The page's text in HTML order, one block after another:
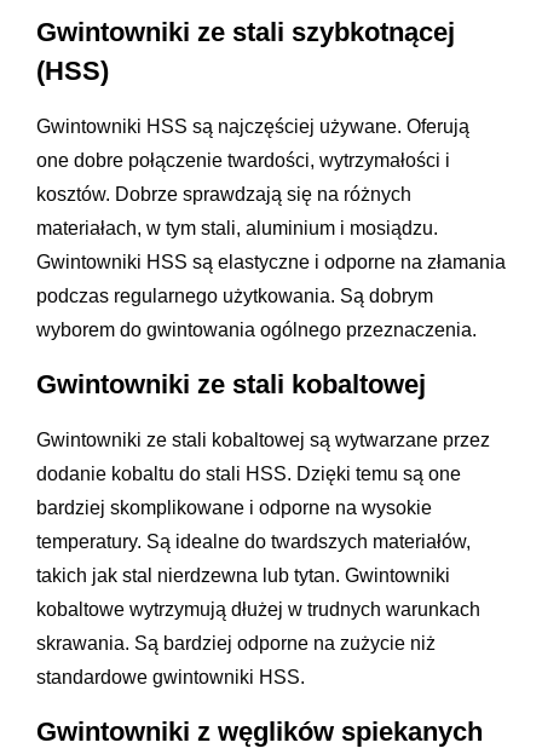
Gwintowniki ze stali szybkotnącej
(HSS)
Gwintowniki HSS są najczęściej używane. Oferują
one dobre połączenie twardości, wytrzymałości i
kosztów. Dobrze sprawdzają się na różnych
materiałach, w tym stali, aluminium i mosiądzu.
Gwintowniki HSS są elastyczne i odporne na złamania
podczas regularnego użytkowania. Są dobrym
wyborem do gwintowania ogólnego przeznaczenia.
Gwintowniki ze stali kobaltowej
Gwintowniki ze stali kobaltowej są wytwarzane przez
dodanie kobaltu do stali HSS. Dzięki temu są one
bardziej skomplikowane i odporne na wysokie
temperatury. Są idealne do twardszych materiałów,
takich jak stal nierdzewna lub tytan. Gwintowniki
kobaltowe wytrzymują dłużej w trudnych warunkach
skrawania. Są bardziej odporne na zużycie niż
standardowe gwintowniki HSS.
Gwintowniki z węglików spiekanych